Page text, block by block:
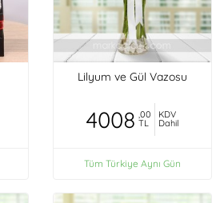
Lilyum ve Gül Vazosu
4008 ,00
TL
KDV
Dahil
Tüm Türkiye Aynı Gün